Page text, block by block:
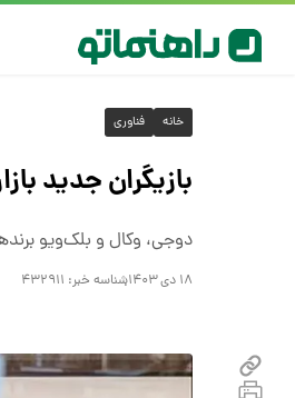
خانه فناوری
بازیگران جدید
دوجی، وکال و بلک‌ویو
۱۸ دی ۱۴۰۳ شناسه خبر: ۴۳۲۹۱۱